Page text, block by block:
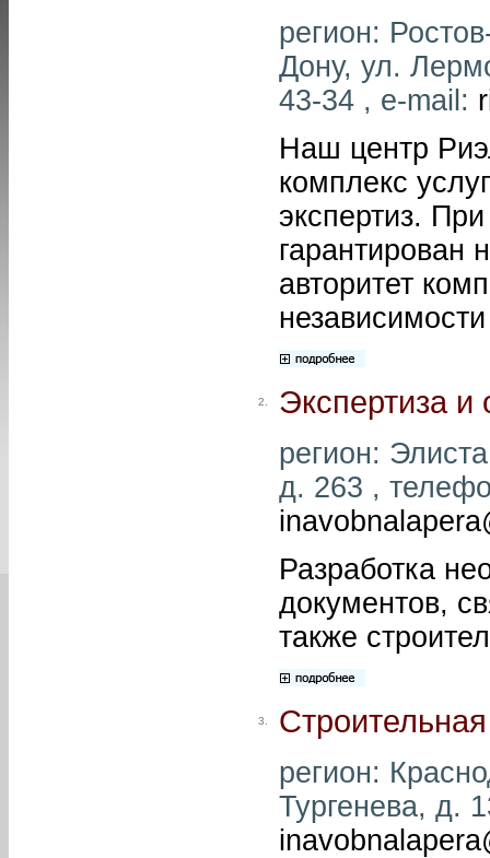
регион:
Дону, ул.
43-34 , e-mail:
Наш центр
комплекс
экспертиз.
гарантирован
авторитет
2. Экспертиза и
регион:
д. 263 ,
Разработка
документов,
также
3.
регион:
Тургенева, д.